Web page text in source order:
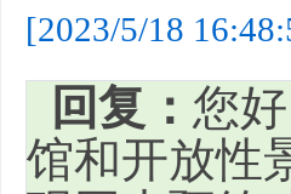
[2023/5/18
回复： 您
馆和开放性